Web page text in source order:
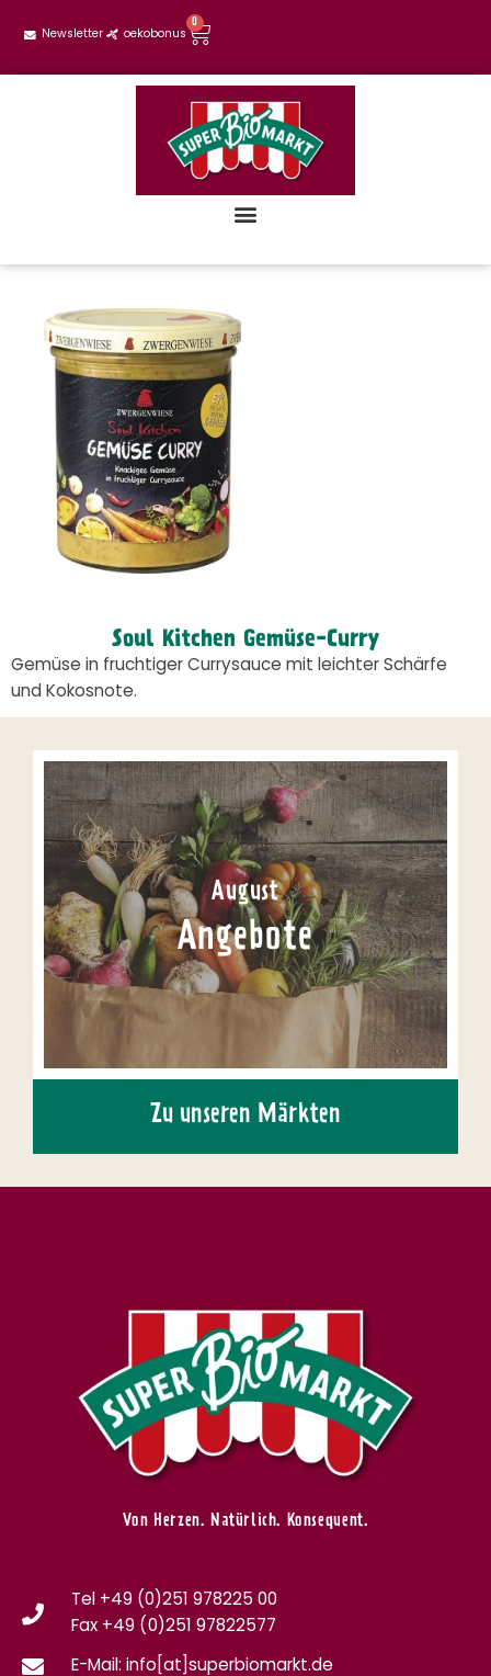
Newsletter oekobonus
0
Soul Kitchen Gemüse-Curry
Gemüse in fruchtiger Currysauce mit leichter Schärfe
und Kokosnote.
August
Angebote
Zu unseren Märkten
Von Herzen. Natürlich. Konsequent.
Tel +49 (0)251 978225 00
Fax +49 (0)251 97822577
E-Mail: info[at]superbiomarkt.de